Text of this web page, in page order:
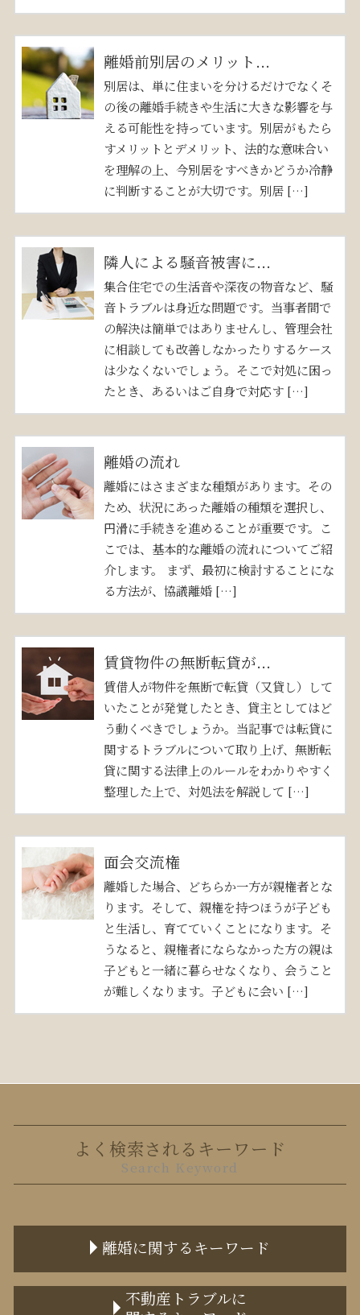
離婚前別居のメリット...
別居は、単に住まいを分けるだけでなくそ
の後の離婚手続きや生活に大きな影響を与
える可能性を持っています。別居がもたら
すメリットとデメリット、法的な意味合い
を理解の上、今別居をすべきかどうか冷静
に判断することが大切です。別居 […]
隣人による騒音被害に...
集合住宅での生活音や深夜の物音など、騒
音トラブルは身近な問題です。当事者間で
の解決は簡単ではありませんし、管理会社
に相談しても改善しなかったりするケース
は少なくないでしょう。そこで対処に困っ
たとき、あるいはご自身で対応す […]
離婚の流れ
離婚にはさまざまな種類があります。その
ため、状況にあった離婚の種類を選択し、
円滑に手続きを進めることが重要です。こ
こでは、基本的な離婚の流れについてご紹
介します。 まず、最初に検討することにな
る方法が、協議離婚 […]
賃貸物件の無断転貸が...
賃借人が物件を無断で転貸（又貸し）して
いたことが発覚したとき、貸主としてはど
う動くべきでしょうか。当記事では転貸に
関するトラブルについて取り上げ、無断転
貸に関する法律上のルールをわかりやすく
整理した上で、対処法を解説して […]
面会交流権
離婚した場合、どちらか一方が親権者とな
ります。そして、親権を持つほうが子ども
と生活し、育てていくことになります。そ
うなると、親権者にならなかった方の親は
子どもと一緒に暮らせなくなり、会うこと
が難しくなります。子どもに会い […]
よく検索されるキーワード
Search Keyword
離婚に関するキーワード
監護権 手続き不動産トラブルに